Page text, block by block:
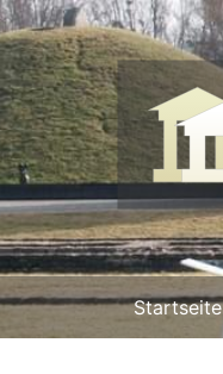
Startseite